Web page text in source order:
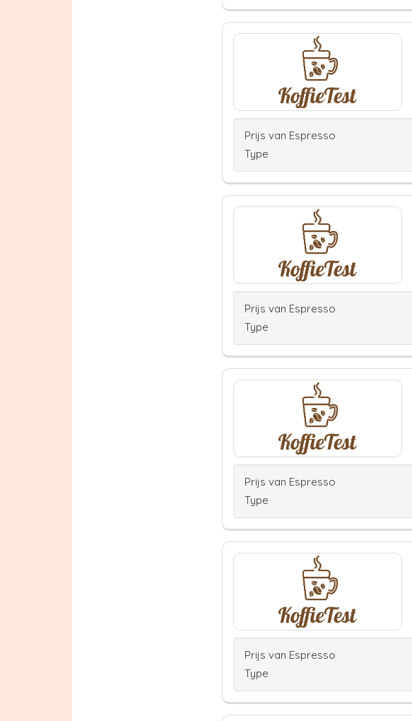
Prijs van Espresso
Type
Prijs van Espresso
Type
Prijs van Espresso
Type
Prijs van Espresso
Type